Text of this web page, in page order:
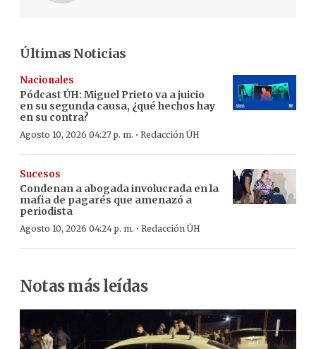
Últimas Noticias
Nacionales
Pódcast ÚH: Miguel Prieto va a juicio
en su segunda causa, ¿qué hechos hay
en su contra?
Agosto 10, 2026 04:27 p. m. · Redacción ÚH
Sucesos
Condenan a abogada involucrada en la
mafia de pagarés que amenazó a
periodista
Agosto 10, 2026 04:24 p. m. · Redacción ÚH
Notas más leídas